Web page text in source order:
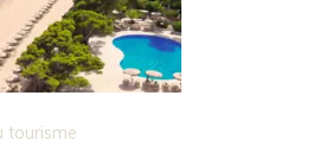
tourisme